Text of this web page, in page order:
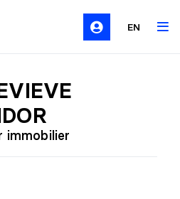
EN
immobilier